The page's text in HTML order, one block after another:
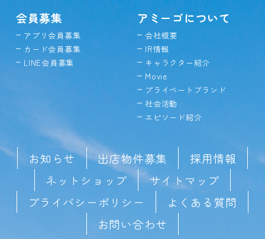
会員募集
アプリ会員募集
カード会員募集
LINE会員募集
アミーゴについて
会社概要
IR情報
キャラクター紹介
Movie
プライベートブランド
社会活動
エピソード紹介
お知らせ 出店物件募集
採用情報
ネットショップ
サイトマップ
プライバシーポリシー
よくある質問
お問い合わせ